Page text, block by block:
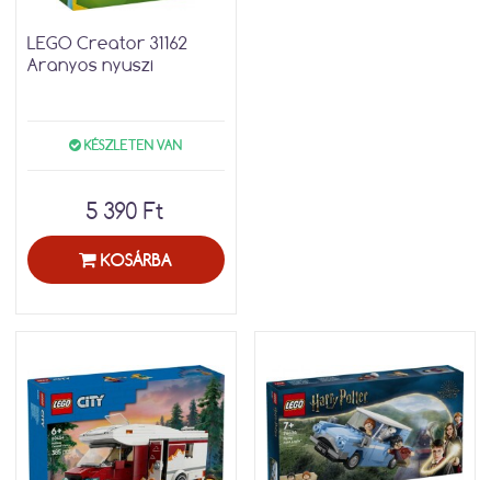
LEGO Creator 31162
Aranyos nyuszi
KÉSZLETEN VAN
5 390 Ft
KOSÁRBA